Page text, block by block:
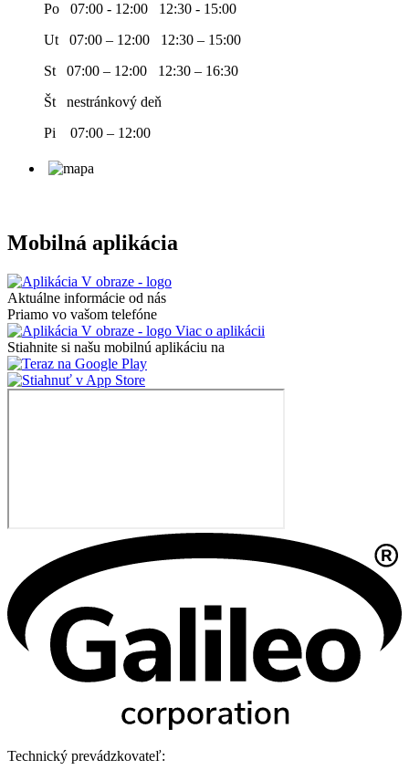
Po 07:00 - 12:00 12:30 - 15:00
Ut 07:00 – 12:00 12:30 – 15:00
St 07:00 – 12:00 12:30 – 16:30
Št nestránkový deň
Pi 07:00 – 12:00
Mobilná aplikácia
Aktuálne informácie od nás
Priamo vo vašom telefóne
Viac o aplikácii
Stiahnite si našu mobilnú aplikáciu na
Technický prevádzkovateľ: